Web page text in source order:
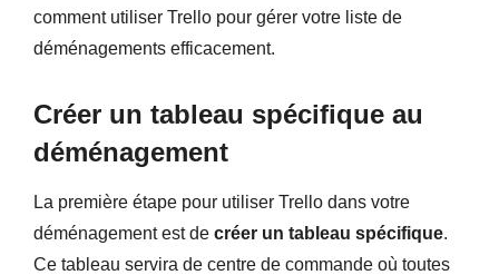
comment utiliser Trello pour gérer votre liste de
déménagements efficacement.
Créer un tableau spécifique au
déménagement
La première étape pour utiliser Trello dans votre
déménagement est de créer un tableau spécifique.
Ce tableau servira de centre de commande où toutes